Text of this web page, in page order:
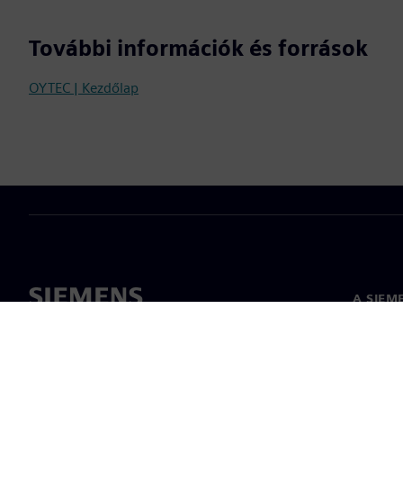
További információk és források
OYTEC | Kezdőlap
A